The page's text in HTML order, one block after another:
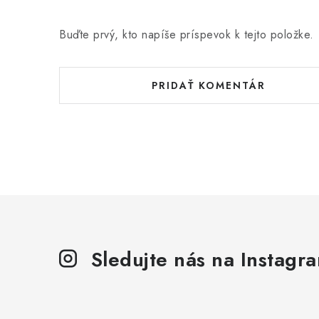
Buďte prvý, kto napíše príspevok k tejto položke.
PRIDAŤ KOMENTÁR
Sledujte nás na